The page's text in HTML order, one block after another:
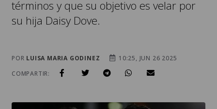
términos y que su objetivo es velar por
su hija Daisy Dove.
POR LUISA MARIA GODINEZ
10:25, JUN 26 2025
COMPARTIR: